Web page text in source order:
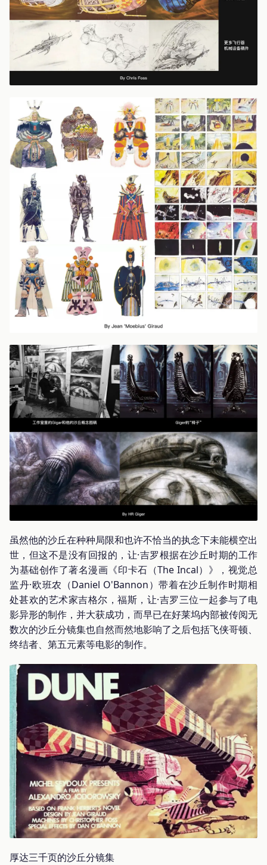
虽然他的沙丘在种种局限和也许不恰当的执念下未能横空出
世，但这不是没有回报的，让·吉罗根据在沙丘时期的工作
为基础创作了著名漫画《印卡石（The Incal）》，视觉总
监丹·欧班农（Daniel O'Bannon）带着在沙丘制作时期相
处甚欢的艺术家吉格尔，福斯，让·吉罗三位一起参与了电
影异形的制作，并大获成功，而早已在好莱坞内部被传阅无
数次的沙丘分镜集也自然而然地影响了之后包括飞侠哥顿、
终结者、第五元素等电影的制作。
厚达三千页的沙丘分镜集